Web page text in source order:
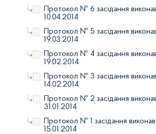
Протокол № 6 засідання
10.04.2014
Протокол № 5 засідання
19.03.2014
Протокол № 4 засідання
19.02.2014
Протокол № 3 засідання
14.02.2014
Протокол № 2 засідання
31.01.2014
Протокол № 1 засідання
15.01.2014